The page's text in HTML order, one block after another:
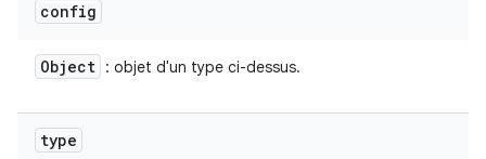
config
Object : objet d'un type ci-dessus.
type